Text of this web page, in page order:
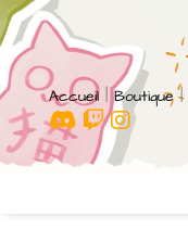
Accueil|Boutique|